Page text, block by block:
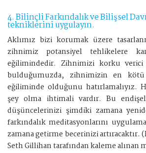
4. Bilinçli Farkındalık ve Bilişsel
tekniklerini uygulayın.
Aklımız bizi korumak üzere
zihnimiz potansiyel tehlikelere
eğilimindedir. Zihnimizi korku verici
bulduğumuzda, zihnimizin en kötü
eğiliminde olduğunu hatırlamalıyız.
şey olma ihtimali vardır. Bu
düşüncelerinizi şimdiki zamana
farkındalık meditasyonlarını
zamana getirme becerinizi artıracaktır.
Seth Gillihan tarafından kaleme alınan